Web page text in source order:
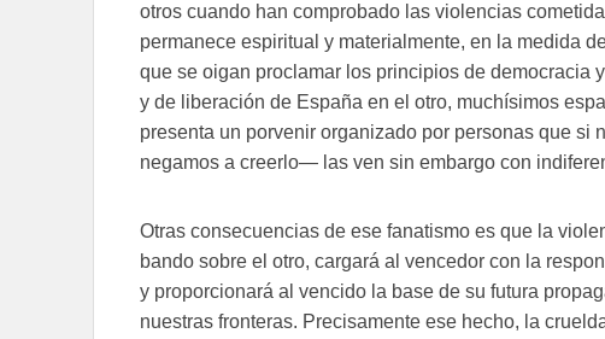
otros cuando han comprobado las violencias
permanece espiritual y materialmente, en la medida
que se oigan proclamar los principios de democracia
y de liberación de España en el otro, muchísimos
presenta un porvenir organizado por personas que
negamos a creerlo— las ven sin embargo con
Otras consecuencias de ese fanatismo es que la
bando sobre el otro, cargará al vencedor con la
y proporcionará al vencido la base de su futura
nuestras fronteras. Precisamente ese hecho, la